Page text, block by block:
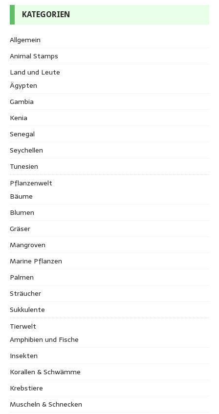
KATEGORIEN
Allgemein
Animal Stamps
Land und Leute
Ägypten
Gambia
Kenia
Senegal
Seychellen
Tunesien
Pflanzenwelt
Bäume
Blumen
Gräser
Mangroven
Marine Pflanzen
Palmen
Sträucher
Sukkulente
Tierwelt
Amphibien und Fische
Insekten
Korallen & Schwämme
Krebstiere
Muscheln & Schnecken